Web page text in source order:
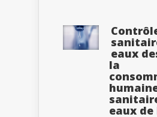
eaux
la
eaux